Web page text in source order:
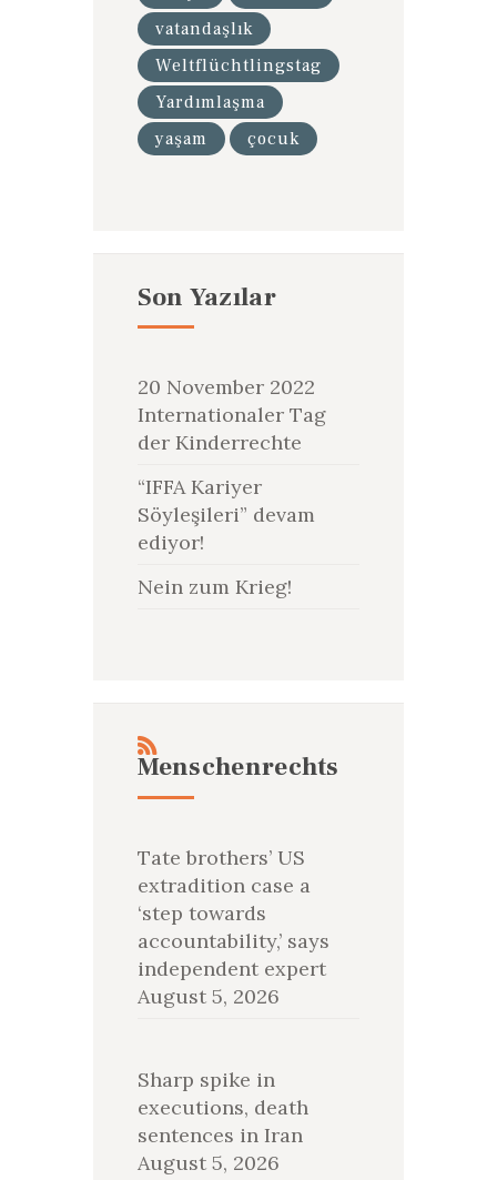
vatandaşlık
Weltflüchtlingstag
Yardımlaşma
yaşam
çocuk
Son Yazılar
20 November 2022
Internationaler Tag
der Kinderrechte
“IFFA Kariyer
Söyleşileri” devam
ediyor!
Nein zum Krieg!
Menschenrechts
Tate brothers’ US
extradition case a
‘step towards
accountability,’ says
independent expert
August 5, 2026
Sharp spike in
executions, death
sentences in Iran
August 5, 2026